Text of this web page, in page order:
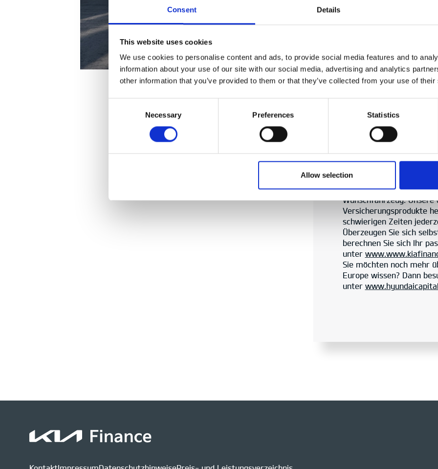
Consent Details
This website uses cookies
We use cookies to personalise content and ads, to provide social media features and to
information about your use of our site with our social media, advertising and analytics
other information that you’ve provided to them or that they’ve collected from your use of
Necessary Preferences Statistics
Allow selection
KIA Finance ist ein
Hyundai Motor Group für
Motors und Hyundai
Korea ist Hyundai
aktuell in weiteren zwölf
10.000 Mitarbeitern
Standort in Frankfurt am
Finanzierungs- oder
entwickeln die schnellste
Wunschfahrzeug. Unsere
Versicherungsprodukte
schwierigen Zeiten
Überzeugen Sie sich
berechnen Sie sich Ihr
unter
Sie möchten noch mehr
Europe wissen? Dann
unter